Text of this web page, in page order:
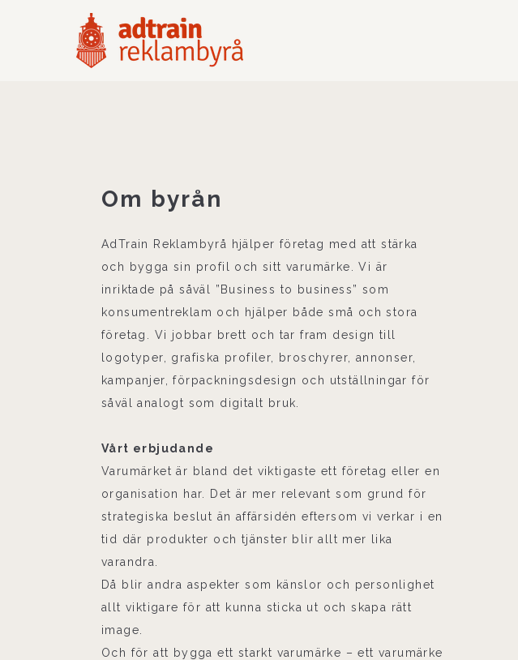
Om byrån
AdTrain Reklambyrå hjälper företag med att stärka
och bygga sin profil och sitt varumärke. Vi är
inriktade på såväl ”Business to business” som
konsumentreklam och hjälper både små och stora
företag. Vi jobbar brett och tar fram design till
logotyper, grafiska profiler, broschyrer, annonser,
kampanjer, förpackningsdesign och utställningar för
såväl analogt som digitalt bruk.
Vårt erbjudande
Varumärket är bland det viktigaste ett företag eller en
organisation har. Det är mer relevant som grund för
strategiska beslut än affärsidén eftersom vi verkar i en
tid där produkter och tjänster blir allt mer lika
varandra.
Då blir andra aspekter som känslor och personlighet
allt viktigare för att kunna sticka ut och skapa rätt
image.
Och för att bygga ett starkt varumärke – ett varumärke